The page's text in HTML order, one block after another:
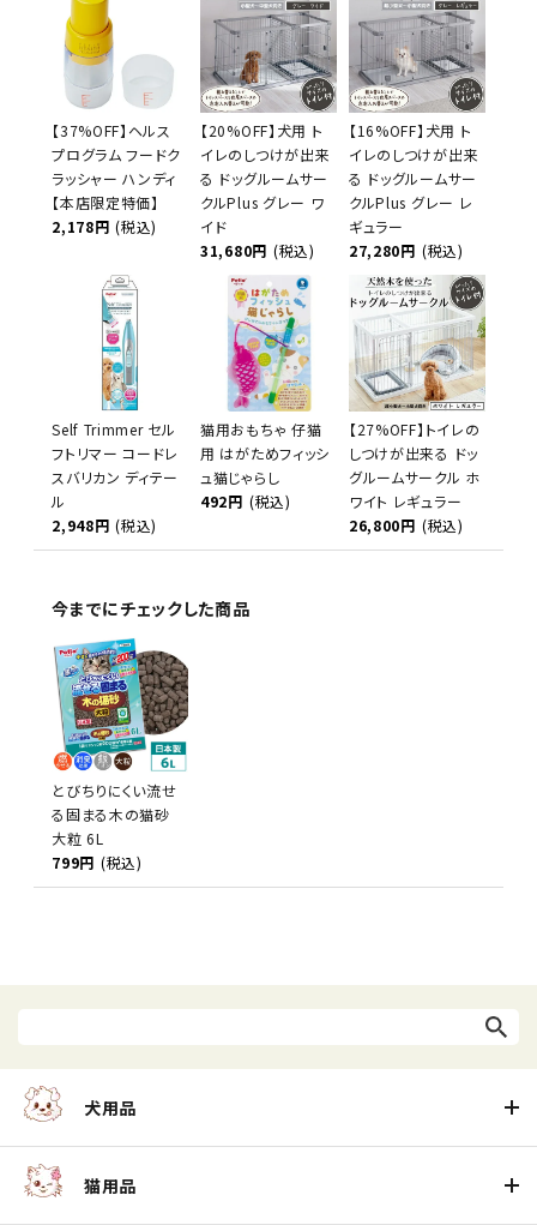
【37%OFF】ヘルス
プログラム フードク
ラッシャー ハンディ
【本店限定特価】
2,178円 (税込)
【20%OFF】犬用 ト
イレのしつけが出来
る ドッグルームサー
クルPlus グレー ワ
イド
31,680円 (税込)
【16%OFF】犬用 ト
イレのしつけが出来
る ドッグルームサー
クルPlus グレー レ
ギュラー
27,280円 (税込)
Self Trimmer セル
フトリマー コードレ
スバリカン ディテー
ル
2,948円 (税込)
猫用おもちゃ 仔猫
用 はがためフィッシ
ュ猫じゃらし
492円 (税込)
【27%OFF】トイレの
しつけが出来る ドッ
グルームサークル ホ
ワイト レギュラー
26,800円 (税込)
今までにチェックした商品
とびちりにくい流せ
る固まる木の猫砂
大粒 6L
799円 (税込)
犬用品
猫用品